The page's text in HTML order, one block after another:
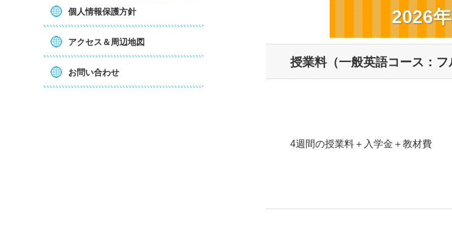
個人情報保護方針
アクセス＆周辺地図
お問い合わせ
2026
授業料（一般英語コース：フ
4週間の授業料＋入学金＋教材費